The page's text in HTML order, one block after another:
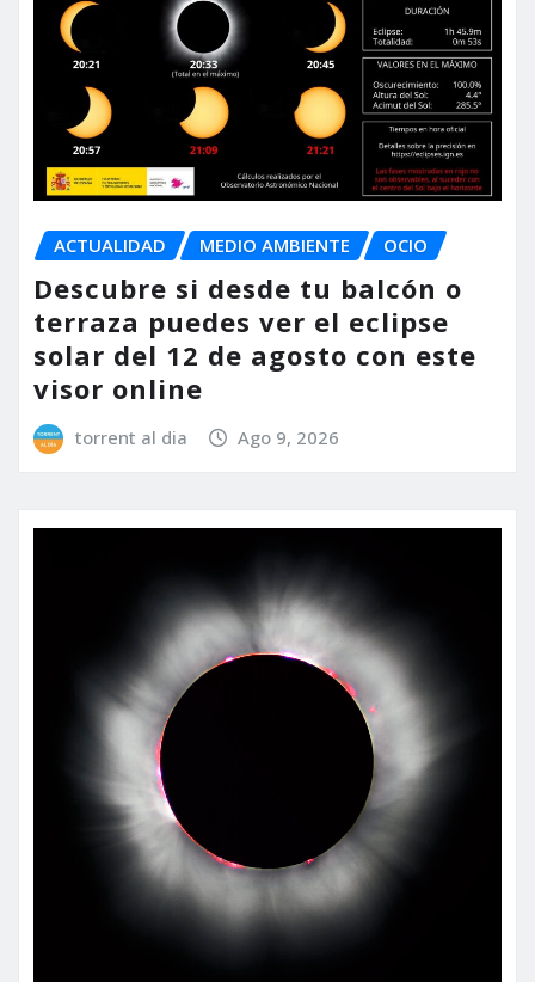
ACTUALIDAD MEDIO AMBIENTE OCIO
Descubre si desde tu balcón o
terraza puedes ver el eclipse
solar del 12 de agosto con este
visor online
torrent al dia Ago 9, 2026